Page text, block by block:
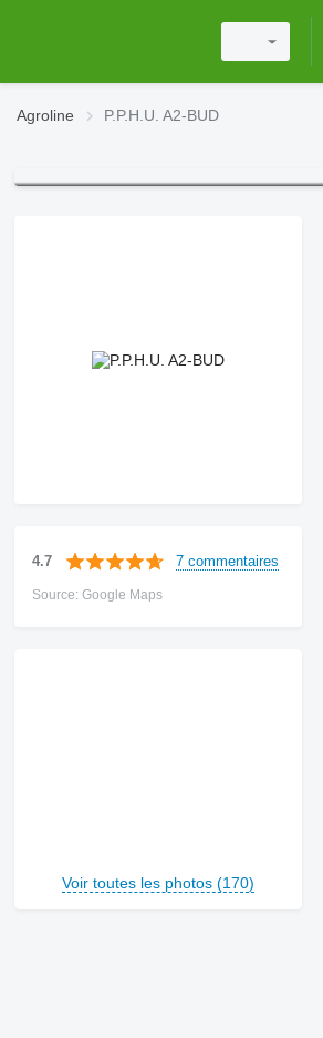
Agroline P.P.H.U. A2-BUD
4.7 7 commentaires
Source: Google Maps
Voir toutes les photos (170)